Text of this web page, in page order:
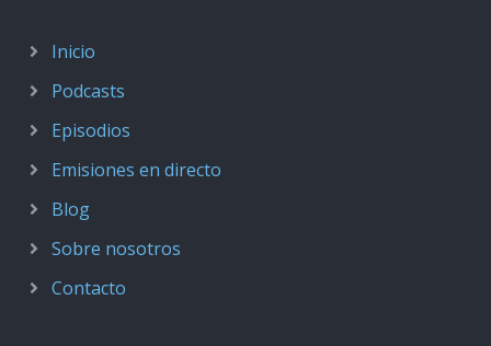
Inicio
Podcasts
Episodios
Emisiones en directo
Blog
Sobre nosotros
Contacto